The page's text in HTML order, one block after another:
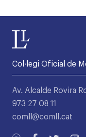
Col·legi Oficial de
Av. Alcalde Rovira
973 27 08 11
comll@comll.cat